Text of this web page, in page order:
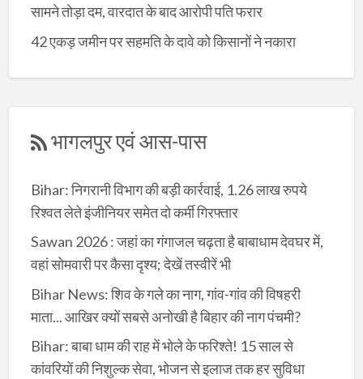
सामने तोड़ा दम, वारदात के बाद आरोपी पति फरार
42 एकड़ जमीन पर सहमति के दावे को किसानों ने नकारा
भागलपुर एवं आस-पास
Bihar: निगरानी विभाग की बड़ी कार्रवाई, 1.26 लाख रुपये
रिश्वत लेते इंजीनियर समेत दो कर्मी गिरफ्तार
Sawan 2026 : जहां का गंगाजल चढ़ता है बाबाधाम देवघर में,
वहां सोमवारी पर कैसा दृश्य; देखें तस्वीरें भी
Bihar News: शिव के गले का नाग, गांव-गांव की विषहरी
माता... आखिर क्यों सबसे अनोखी है बिहार की नाग पंचमी?
Bihar: बाबा धाम की राह में भोले के फरिश्ते! 15 साल से
कांवरियों की निशुल्क सेवा, भोजन से इलाज तक हर सुविधा